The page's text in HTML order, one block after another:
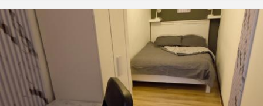
KV 1927
Belle coloc full équipée et meublée, en plein centre, au calme,
non loin de la gare, près des commerces et à une minute de la
faculté d'agronomie vous bénéficierez d'un lit double et un
bureau dans une chambre avec vue sur jardin. Salle de bain
spacieuse. Cuisine ouverte donnant sur le séjour....